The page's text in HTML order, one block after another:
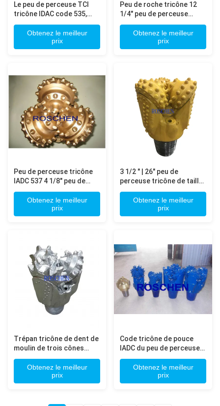
Le peu de perceuse TCI
tricône IDAC code 535,
545, 635, 645 tous outre
de eux sont G et 8 1/2
avec le fil 4 1/2 régulier
Obtenez le meilleur
prix
Peu de roche tricône 12
1/4" peu de perceuse
tricône de dent de TCI
pour le perçage de trou
d'huile de formation de
hard rock
Obtenez le meilleur
prix
Peu de perceuse tricône
IADC 537 4 1/8" peu de
cône simple pour la
formation de hard rock
extrayant le perçage
minéral
Obtenez le meilleur
prix
3 1/2 " | 26" peu de
perceuse tricône de taille
pour l'ingénierie
d'excavation de roche
Obtenez le meilleur
prix
Trépan tricône de dent de
moulin de trois cônes
pour des régions
géologiques d'exploration
Obtenez le meilleur
prix
Code tricône de pouce
IADC du peu de perceuse
de TCI 8 1/2 845 G avec le
fil 4 1/2 régulier
Obtenez le meilleur
prix